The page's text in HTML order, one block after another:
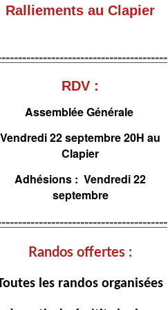
Ralliements au Clapier
RDV :
Assemblée Générale
Vendredi 22 septembre 20H au
Clapier
Adhésions : Vendredi 22
septembre
Randos offertes :
outes les randos organisées